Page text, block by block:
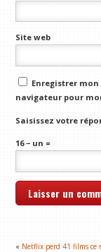
Site web
Enregistrer
navigateur pour
Saisissez votre
16 − un =
« Netflix perd 41 films ce